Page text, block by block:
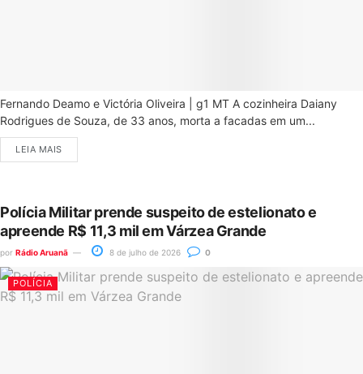
Fernando Deamo e Victória Oliveira | g1 MT A cozinheira Daiany
Rodrigues de Souza, de 33 anos, morta a facadas em um...
LEIA MAIS
Polícia Militar prende suspeito de estelionato e
apreende R$ 11,3 mil em Várzea Grande
por Rádio Aruanã 8 de julho de 2026 0
POLÍCIA